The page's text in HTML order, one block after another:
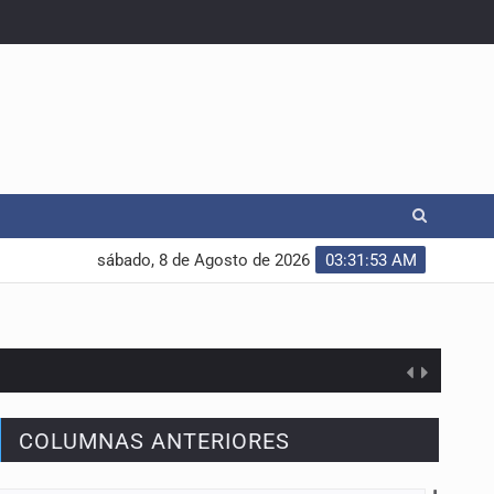
03:31:54 AM
sábado, 8 de Agosto de 2026
COLUMNAS ANTERIORES